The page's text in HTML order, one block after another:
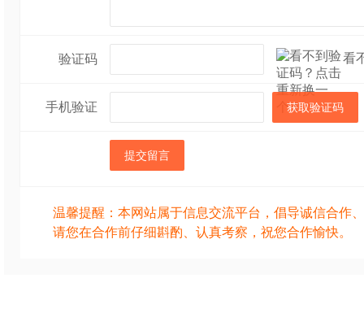
验证码 看
手机验证 获取验证码
提交留言
温馨提醒：本网站属于信息交流平台，倡导诚信合作
请您在合作前仔细斟酌、认真考察，祝您合作愉快。